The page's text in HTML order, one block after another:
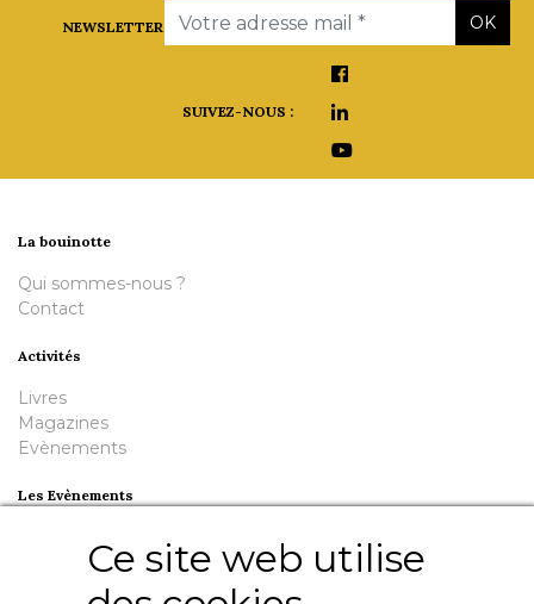
Ce site web utilise
NEWSLETTER
Email OK
SUIVEZ-NOUS :
La bouinotte
Qui sommes-nous ?
Contact
Activités
Livres
Magazines
Evènements
Les Evènements
Nuit de la Bouinotte